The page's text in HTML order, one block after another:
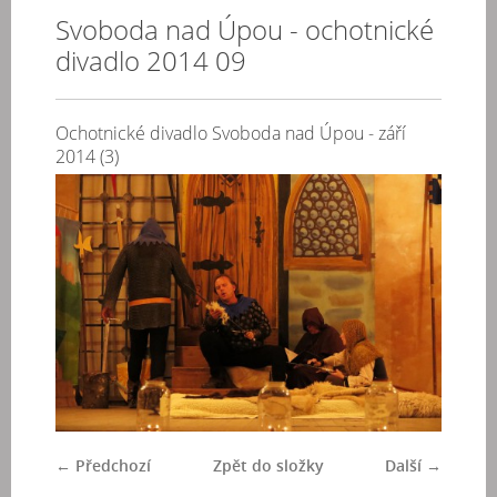
Svoboda nad Úpou - ochotnické
divadlo 2014 09
Ochotnické divadlo Svoboda nad Úpou - září
2014 (3)
← Předchozí Další →
Zpět do složky